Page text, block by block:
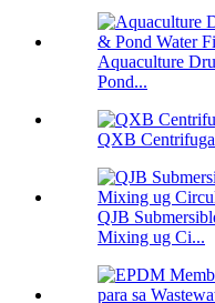
Aquaculture
Pond...
QXB
QJB
Mixing ug Ci...